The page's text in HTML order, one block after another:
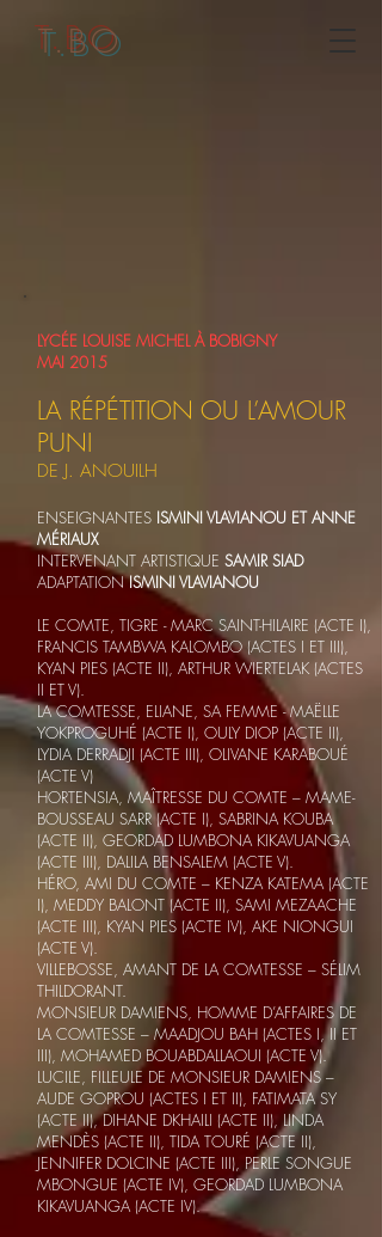
T.BO
LYCÉE LOUISE MICHEL À BOBIGNY
MAI 2015
LA RÉPÉTITION OU L’AMOUR
PUNI
DE J. ANOUILH
ENSEIGNANTES ISMINI VLAVIANOU ET ANNE
MÉRIAUX
INTERVENANT ARTISTIQUE SAMIR SIAD
ADAPTATIONISMINI VLAVIANOU
LE COMTE, TIGRE - MARC SAINT-HILAIRE (ACTE I),
FRANCIS TAMBWA KALOMBO (ACTES I ET III),
KYAN PIES (ACTE II), ARTHUR WIERTELAK (ACTES
II ET V).
LA COMTESSE, ELIANE, SA FEMME - MAËLLE
YOKPROGUHÉ (ACTE I), OULY DIOP (ACTE II),
LYDIA DERRADJI (ACTE III), OLIVANE KARABOUÉ
(ACTE V)
HORTENSIA, MAÎTRESSE DU COMTE – MAME-
BOUSSEAU SARR (ACTE I), SABRINA KOUBA
(ACTE II), GEORDAD LUMBONA KIKAVUANGA
(ACTE III), DALILA BENSALEM (ACTE V).
HÉRO, AMI DU COMTE – KENZA KATEMA (ACTE
I), MEDDY BALONT (ACTE II), SAMI MEZAACHE
(ACTE III), KYAN PIES (ACTE IV), AKE NIONGUI
(ACTE V).
VILLEBOSSE, AMANT DE LA COMTESSE – SÉLIM
THILDORANT.
MONSIEUR DAMIENS, HOMME D’AFFAIRES DE
LA COMTESSE – MAADJOU BAH (ACTES I, II ET
III), MOHAMED BOUABDALLAOUI (ACTE V).
LUCILE, FILLEULE DE MONSIEUR DAMIENS –
AUDE GOPROU (ACTES I ET II), FATIMATA SY
(ACTE II), DIHANE DKHAILI (ACTE II), LINDA
MENDÈS (ACTE II), TIDA TOURÉ (ACTE II),
JENNIFER DOLCINE (ACTE III), PERLE SONGUE
MBONGUE (ACTE IV), GEORDAD LUMBONA
KIKAVUANGA (ACTE IV).